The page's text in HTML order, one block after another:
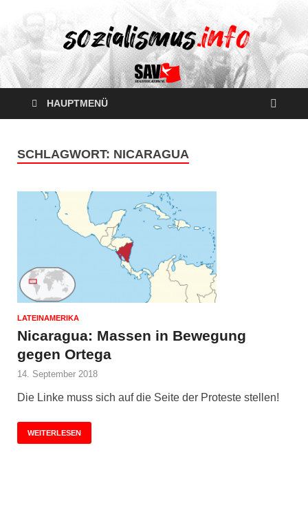
HAUPTMENÜ
SCHLAGWORT: NICARAGUA
LATEINAMERIKA
Nicaragua: Massen in Bewegung
gegen Ortega
14. September 2018
Die Linke muss sich auf die Seite der Proteste stellen!
WEITERLESEN